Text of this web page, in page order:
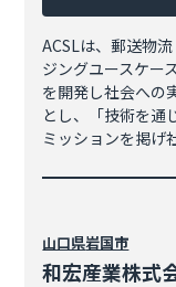
ACSLは、郵送物
ジングユースケー
を開発し社会への
とし、「技術を通
ミッションを掲げ
山口県岩国市
和宏産業株式